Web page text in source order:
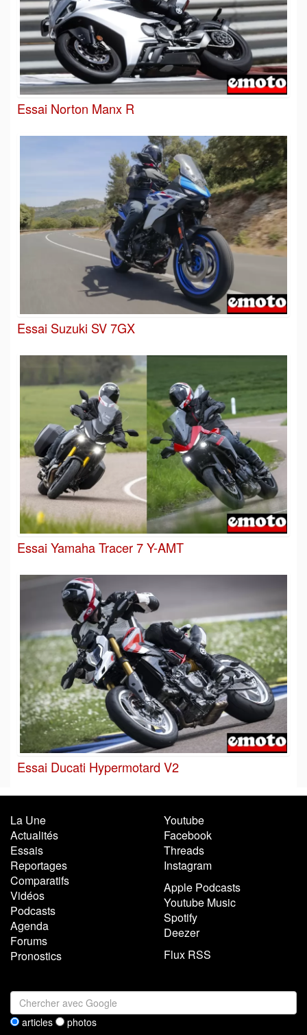
Essai Norton Manx R
Essai Suzuki SV 7GX
Essai Yamaha Tracer 7 Y-AMT
Essai Ducati Hypermotard V2
La Une
Actualités
Essais
Reportages
Comparatifs
Vidéos
Podcasts
Agenda
Forums
Pronostics
Youtube
Facebook
Threads
Instagram
Apple Podcasts
Youtube Music
Spotify
Deezer
Flux RSS
articles photos